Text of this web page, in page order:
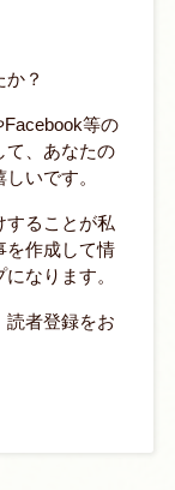
？
等の
て、あなたの
いです。
することが私
を作成して情
なります。
読者登録をお